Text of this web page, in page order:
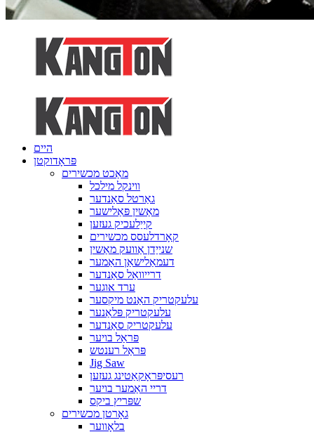
היים
פּראָדוקטן
מאַכט מכשירים
ווינקל מילכל
גאַרטל סאַנדער
מאַשין פּאַלישער
קייַלעכיק געזען
קאָרדלעסס מכשירים
שנייַדן אַוועק מאַשין
דעמאַלישאַן האַמער
דרייוואַל סאַנדער
ערד אוגער
עלעקטריק האַנט מיקסער
עלעקטריק פּלאַנער
עלעקטריק סאַנדער
פּראַל בויער
פּראַל רענטש
Jig Saw
רעסיפּראָקאַטינג געזען
דריי האַמער בויער
שפּריץ ביקס
גאָרטן מכשירים
בלאָווער